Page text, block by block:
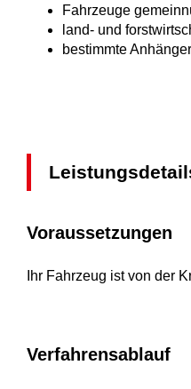
Fahrzeuge
land- und
bestimmte Anhänger
Voraussetzungen
Ihr Fahrzeug ist von der
Verfahrensablauf